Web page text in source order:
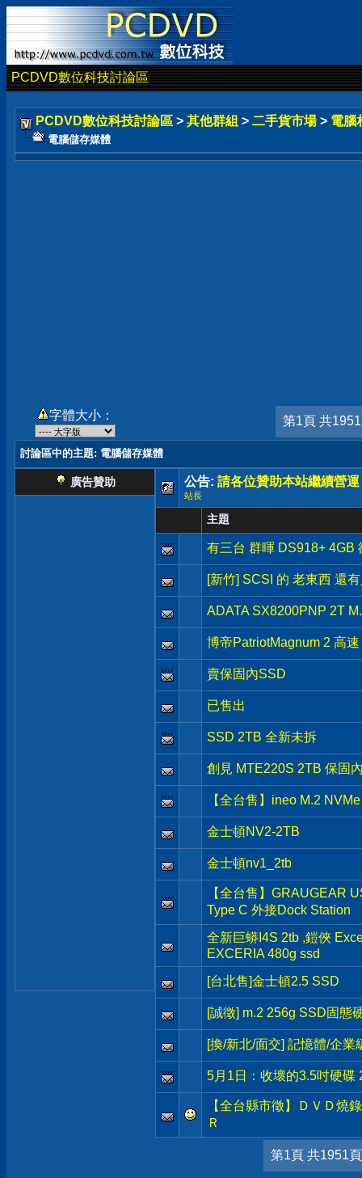
PCDVD數位科技討論區
PCDVD數位科技討論區 > 其他群組 > 二手貨市場 > 電腦
電腦儲存媒體
字體大小： 第1頁 共
討論區中的主題: 電腦儲存媒體
廣告贊助 公告: 請各位贊助本站繼續營運
站長
主題
有三台 群暉 DS918+ 4GB
[新竹] SCSI 的 老東西 還
ADATA SX8200PNP 2T
博帝PatriotMagnum 2 高
賣保固內SSD
已售出
SSD 2TB 全新未拆
創見 MTE220S 2TB 保固
【全台售】ineo M.2
金士頓NV2-2TB
金士頓nv1_2tb
【全台售】GRAUGEAR
Type C 外接Dock Station
全新巨蟒I4S 2tb ,鎧俠
EXCERIA 480g ssd
[台北售]金士頓2.5 SSD
[誠徵] m.2 256g SSD固態
[換/新北/面交] 記憶體/企
5月1日：收壞的3.5吋硬碟
【全台縣市徵】ＤＶＤ燒
Ｒ
第1頁 共1951頁